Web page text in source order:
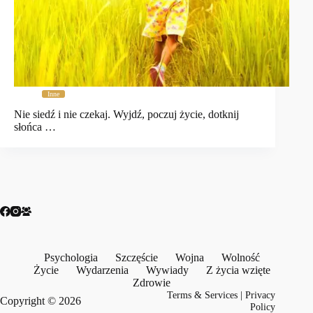
Inne
Nie siedź i nie czekaj. Wyjdź, poczuj życie, dotknij
słońca …
Psychologia Szczęście Wojna
Wolność
Życie
Wydarzenia Wywiady
Z życia wzięte
Zdrowie
Copyright © 2026
Terms & Services |Privacy
Policy